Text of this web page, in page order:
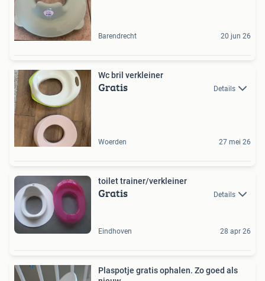
Barendrecht 20 jun 26
Wc bril verkleiner
Gratis Details
Woerden 27 mei 26
toilet trainer/verkleiner
Gratis Details
Eindhoven 28 apr 26
Plaspotje gratis ophalen. Zo goed als